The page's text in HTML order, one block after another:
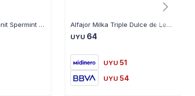
Chicles Beldent Infinit Spermint X14 Unidades Alfajor Milka Triple Dulce de Leche 70GR - VIOLETA
UYU 64
UYU 51
UYU 54